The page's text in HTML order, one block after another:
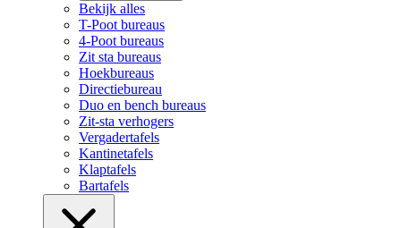
Bekijk alles
T-Poot bureaus
4-Poot bureaus
Zit sta bureaus
Hoekbureaus
Directiebureau
Duo en bench bureaus
Zit-sta verhogers
Vergadertafels
Kantinetafels
Klaptafels
Bartafels